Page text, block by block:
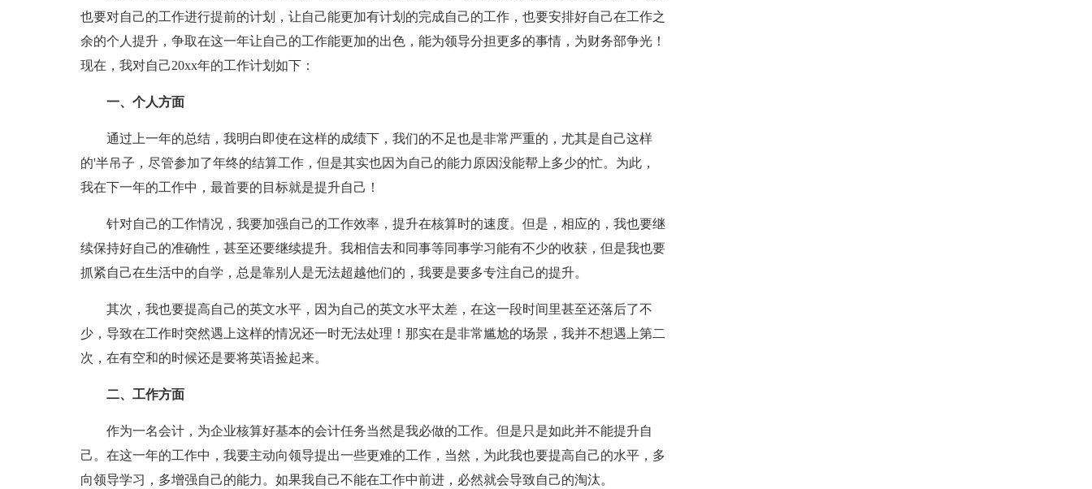
也要对自己的工作进行提前的计划，让自己能更加有计划的完成自己的工作，也要安排好自己在工作之
余的个人提升，争取在这一年让自己的工作能更加的出色，能为领导分担更多的事情，为财务部争光！
现在，我对自己20xx年的工作计划如下：
一、个人方面
通过上一年的总结，我明白即使在这样的成绩下，我们的不足也是非常严重的，尤其是自己这样
的'半吊子，尽管参加了年终的结算工作，但是其实也因为自己的能力原因没能帮上多少的忙。为此，
我在下一年的工作中，最首要的目标就是提升自己！
针对自己的工作情况，我要加强自己的工作效率，提升在核算时的速度。但是，相应的，我也要继
续保持好自己的准确性，甚至还要继续提升。我相信去和同事等同事学习能有不少的收获，但是我也要
抓紧自己在生活中的自学，总是靠别人是无法超越他们的，我要是要多专注自己的提升。
其次，我也要提高自己的英文水平，因为自己的英文水平太差，在这一段时间里甚至还落后了不
少，导致在工作时突然遇上这样的情况还一时无法处理！那实在是非常尴尬的场景，我并不想遇上第二
次，在有空和的时候还是要将英语捡起来。
二、工作方面
作为一名会计，为企业核算好基本的会计任务当然是我必做的工作。但是只是如此并不能提升自
己。在这一年的工作中，我要主动向领导提出一些更难的工作，当然，为此我也要提高自己的水平，多
向领导学习，多增强自己的能力。如果我自己不能在工作中前进，必然就会导致自己的淘汰。